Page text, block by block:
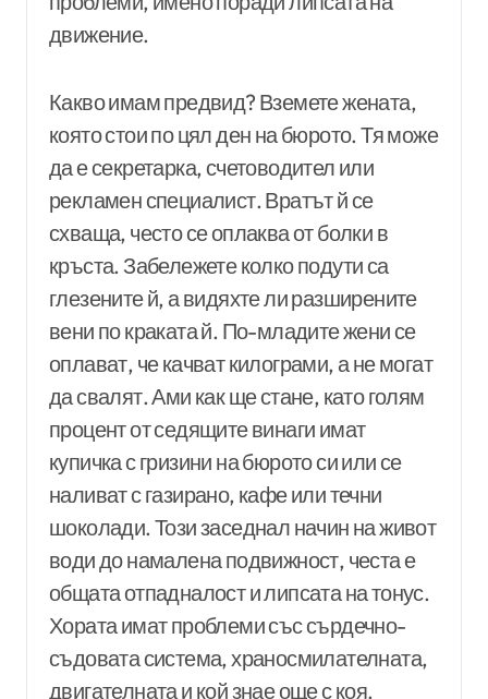
движение.
Какво имам предвид? Вземете жената,
която стои по цял ден на бюрото. Тя може
да е секретарка, счетоводител или
рекламен специалист. Вратът й се
схваща, често се оплаква от болки в
кръста. Забележете колко подути са
глезените й, а видяхте ли разширените
вени по краката й. По-младите жени се
оплават, че качват килограми, а не могат
да свалят. Ами как ще стане, като голям
процент от седящите винаги имат
купичка с гризини на бюрото си или се
наливат с газирано, кафе или течни
шоколади. Този заседнал начин на живот
води до намалена подвижност, честа е
общата отпадналост и липсата на тонус.
Хората имат проблеми със сърдечно-
съдовата система, храносмилателната,
двигателната и кой знае още с коя.